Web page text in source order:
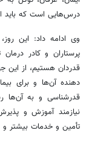
درس‌هایی است که باید
وی ادامه داد: این
پرستاران و کادر
قدردان هستیم، از این
دهنده آن‌ها و برای
قدرشناسی و به
نیازمند آموزش و
تأمین و خدمات بیشتر و